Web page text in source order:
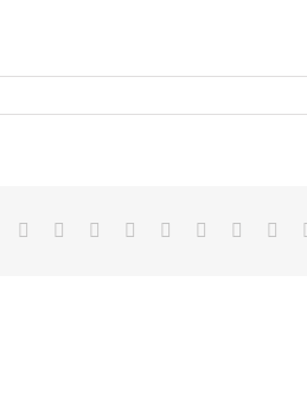
Facebook
TwitterReddit LinkedInWhatsApp
TumblrPinterest